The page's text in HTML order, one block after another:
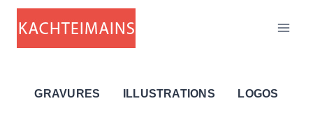
Aller
contenu
GRAVURES ILLUSTRATIONS LOGOS